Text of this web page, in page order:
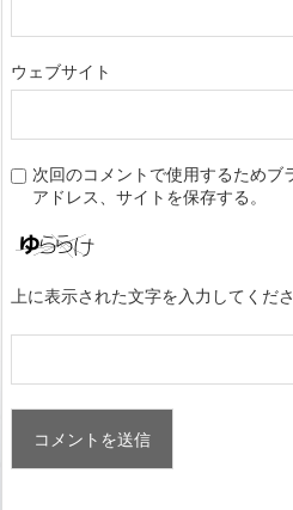
ウェブサイト
次回のコメントで使用するためブ
アドレス、サイトを保存する。
上に表示された文字を入力してくださ